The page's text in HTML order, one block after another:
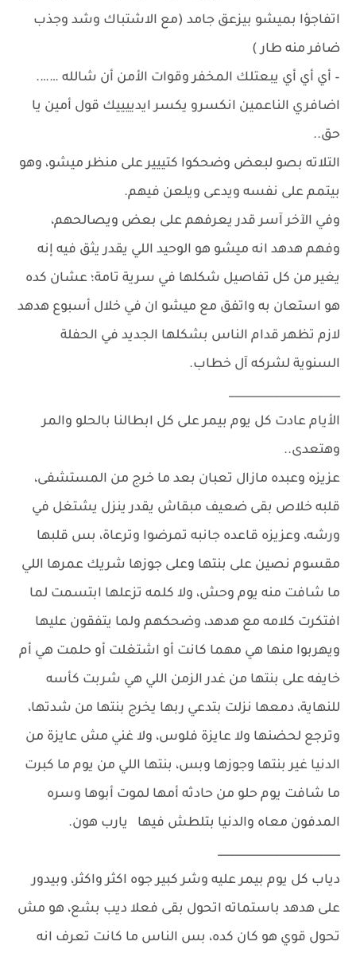
اتفاجؤا بميشو بيزعق جامد (مع الاشتباك وشد وجذب
ضافر منه طار )
– أي أي أي يبعتلك المخفر وقوات الأمن أن شالله …….
اضافري الناعمين انكسرو يكسر ايدييييك قول أمين يا
حق..
التلاته بصو لبعض وضحكوا كتييير على منظر ميشو، وهو
بيتمم على نفسه ويدعى ويلعن فيهم.
وفي الآخر آسر قدر يعرفهم على بعض ويصالحهم،
وفهم هدهد انه ميشو هو الوحيد اللي يقدر يثق فيه إنه
يغير من كل تفاصيل شكلها في سرية تامة؛ عشان كده
هو استعان به واتفق مع ميشو ان في خلال أسبوع هدهد
لازم تظهر قدام الناس بشكلها الجديد في الحفلة
السنوية لشركه آل خطاب.
____________________
الأيام عادت كل يوم بيمر على كل ابطالنا بالحلو والمر
وهتعدى..
عزيزه وعبده مازال تعبان بعد ما خرج من المستشفى،
قلبه خلاص بقى ضعيف مبقاش يقدر ينزل يشتغل في
ورشه، وعزيزه قاعده جانبه تمرضوا وترعاة، بس قلبها
مقسوم نصين على بنتها وعلى جوزها شريك عمرها اللي
ما شافت منه يوم وحش، ولا كلمه تزعلها ابتسمت لما
افتكرت كلامه مع هدهد، وضحكهم ولما يتفقون عليها
ويهربوا منها هي مهما كانت أو اشتغلت أو حلمت هي أم
خايفه على بنتها من غدر الزمن اللي هي شربت كأسه
للنهاية، دمعها نزلت بتدعي ربها يخرج بنتها من شدتها،
وترجع لحضنها ولا عايزة فلوس، ولا غني مش عايزة من
الدنيا غير بنتها وجوزها وبس، بنتها اللي من يوم ما كبرت
ما شافت يوم حلو من حادثه أمها لموت أبوها وسره
المدفون معاه والدنيا بتلطش فيها يارب هون.
______________________
دياب كل يوم بيمر عليه وشر كبير جوه اكثر واكثر، وبيدور
على هدهد باستماته اتحول بقى فعلا ديب بشع، هو مش
تحول قوي هو كان كده، بس الناس ما كانت تعرف انه